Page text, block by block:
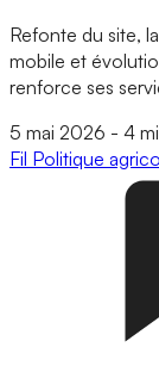
Refonte du site,
mobile et
renforce ses
5 mai 2026 - 4
Fil Politique